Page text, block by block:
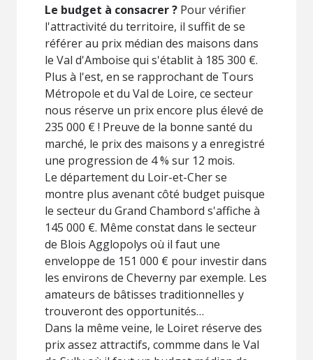
Le budget à consacrer ? Pour vérifier
l'attractivité du territoire, il suffit de se
référer au prix médian des maisons dans
le Val d'Amboise qui s'établit à 185 300 €.
Plus à l'est, en se rapprochant de Tours
Métropole et du Val de Loire, ce secteur
nous réserve un prix encore plus élevé de
235 000 € ! Preuve de la bonne santé du
marché, le prix des maisons y a enregistré
une progression de 4 % sur 12 mois.
Le département du Loir-et-Cher se
montre plus avenant côté budget puisque
le secteur du Grand Chambord s'affiche à
145 000 €. Même constat dans le secteur
de Blois Agglopolys où il faut une
enveloppe de 151 000 € pour investir dans
les environs de Cheverny par exemple. Les
amateurs de bâtisses traditionnelles y
trouveront des opportunités…
Dans la même veine, le Loiret réserve des
prix assez attractifs, commme dans le Val